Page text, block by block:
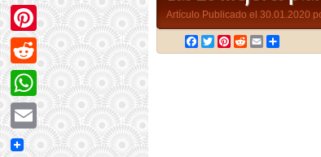
Artículo Publicado el 30.01.2020
Facebook
TwitterPinterest
RedditEmail
Twitter
Pinterest
Reddit
WhatsApp
Email